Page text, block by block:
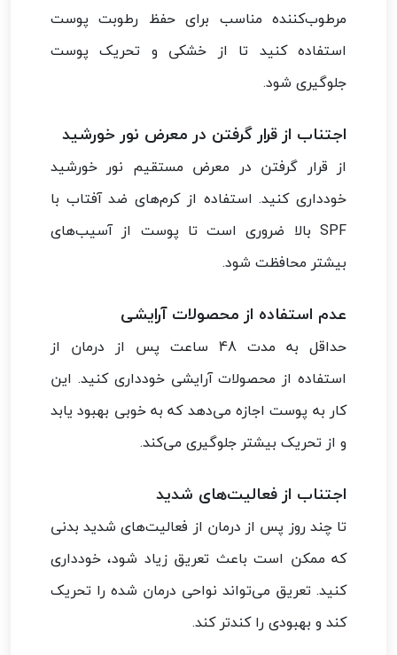
مرطوب‌کننده مناسب برای حفظ رطوبت پوست
استفاده کنید تا از خشکی و تحریک پوست
جلوگیری شود.
اجتناب از قرار گرفتن در معرض نور خورشید
از قرار گرفتن در معرض مستقیم نور خورشید
خودداری کنید. استفاده از کرم‌های ضد آفتاب با
SPF بالا ضروری است تا پوست از آسیب‌های
بیشتر محافظت شود.
عدم استفاده از محصولات آرایشی
حداقل به مدت 48 ساعت پس از درمان از
استفاده از محصولات آرایشی خودداری کنید. این
کار به پوست اجازه می‌دهد که به خوبی بهبود یابد
و از تحریک بیشتر جلوگیری می‌کند.
اجتناب از فعالیت‌های شدید
تا چند روز پس از درمان از فعالیت‌های شدید بدنی
که ممکن است باعث تعریق زیاد شود، خودداری
کنید. تعریق می‌تواند نواحی درمان شده را تحریک
کند و بهبودی را کندتر کند.